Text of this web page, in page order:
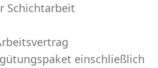
Schichtarbeit
einschließlich